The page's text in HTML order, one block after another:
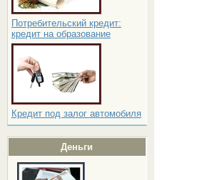
Потребительский кредит:
кредит на образование
Кредит под залог автомобиля
Деньги